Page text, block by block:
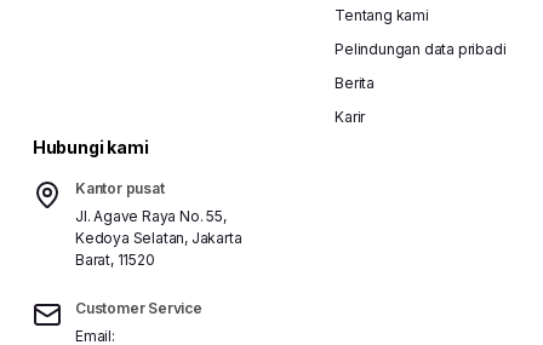
Tentang kami
Pelindungan data pribadi
Berita
Karir
Hubungi kami
Kantor pusat
Jl. Agave Raya No. 55,
Kedoya Selatan, Jakarta
Barat, 11520
Customer Service
Email: